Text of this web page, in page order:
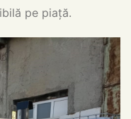
pe piață.